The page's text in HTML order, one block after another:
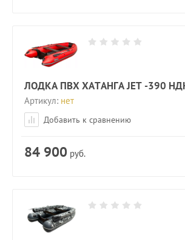
ЛОДКА ПВХ ХАТАНГА JET -390
Артикул: нет
Добавить к сравнению
84 900 руб.